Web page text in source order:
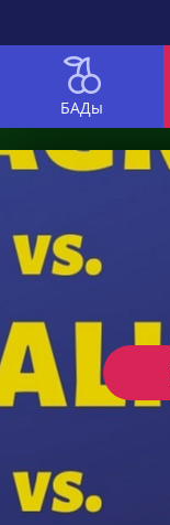
БАДы